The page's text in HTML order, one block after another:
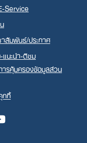
Service
สัมพันธ์/ประกาศ
นะนำ-ติชม
ารคุ้มครองข้อมูลส่วน
กกี้